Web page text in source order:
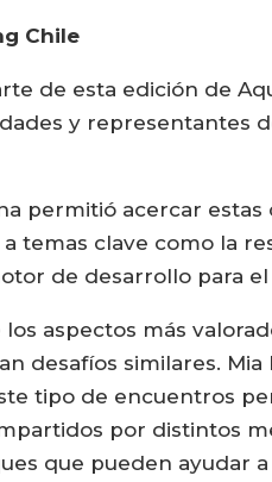
Chile
de esta edición de
y representantes
permitió acercar
temas clave como la
de desarrollo para el
aspectos más
desafíos similares.
tipo de encuentros
por distintos
que pueden ayudar